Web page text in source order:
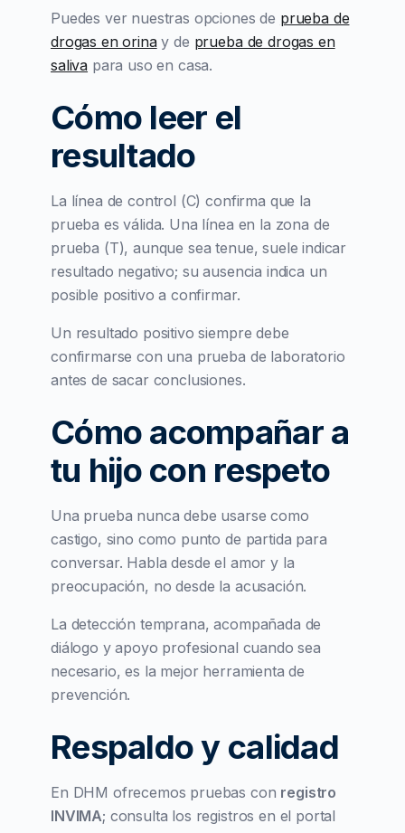
Puedes ver nuestras opciones de prueba de
drogas en orinay de prueba de drogas en
saliva para uso en casa.
Cómo leer el
resultado
La línea de control (C) confirma que la
prueba es válida. Una línea en la zona de
prueba (T), aunque sea tenue, suele indicar
resultado negativo; su ausencia indica un
posible positivo a confirmar.
Un resultado positivo siempre debe
confirmarse con una prueba de laboratorio
antes de sacar conclusiones.
Cómo acompañar a
tu hijo con respeto
Una prueba nunca debe usarse como
castigo, sino como punto de partida para
conversar. Habla desde el amor y la
preocupación, no desde la acusación.
La detección temprana, acompañada de
diálogo y apoyo profesional cuando sea
necesario, es la mejor herramienta de
prevención.
Respaldo y calidad
En DHM ofrecemos pruebas con registro
INVIMA; consulta los registros en el portal